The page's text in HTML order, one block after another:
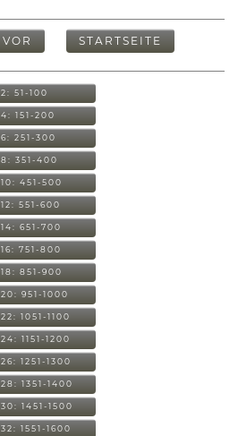
VOR STARTSEITE
2: 51-100
4: 151-200
6: 251-300
8: 351-400
10: 451-500
12: 551-600
14: 651-700
16: 751-800
18: 851-900
20: 951-1000
22: 1051-1100
24: 1151-1200
26: 1251-1300
28: 1351-1400
30: 1451-1500
32: 1551-1600